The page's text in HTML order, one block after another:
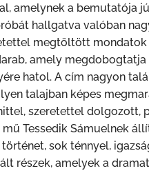
amelynek a bemutatója
hallgatva valóban
megtöltött mondatok
amely megdobogtatja
hatol. A cím nagyon
talajban képes
szeretettel dolgozott,
Tessedik Sámuelnek
sok ténnyel,
részek, amelyek a